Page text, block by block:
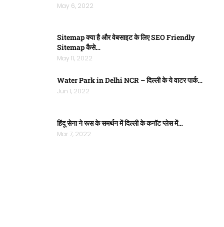
May 6, 2022
Sitemap क्या है और वेबसाइट के लिए SEO Friendly
Sitemap कैसे…
May 11, 2022
Water Park in Delhi NCR – दिल्ली के ये वाटर पार्क…
Jun 1, 2022
हिंदू सेना ने रूस के समर्थन में दिल्ली के कनॉट प्लेस में…
Mar 7, 2022